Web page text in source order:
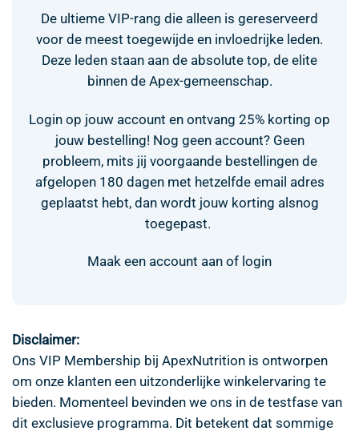
De ultieme VIP-rang die alleen is gereserveerd
voor de meest toegewijde en invloedrijke leden.
Deze leden staan aan de absolute top, de elite
binnen de Apex-gemeenschap.
Login op jouw account en ontvang 25% korting op
jouw bestelling! Nog geen account? Geen
probleem, mits jij voorgaande bestellingen de
afgelopen 180 dagen met hetzelfde email adres
geplaatst hebt, dan wordt jouw korting alsnog
toegepast.
Maak een account aan of login
Disclaimer:
Ons VIP Membership bij ApexNutrition is ontworpen
om onze klanten een uitzonderlijke winkelervaring te
bieden. Momenteel bevinden we ons in de testfase van
dit exclusieve programma. Dit betekent dat sommige